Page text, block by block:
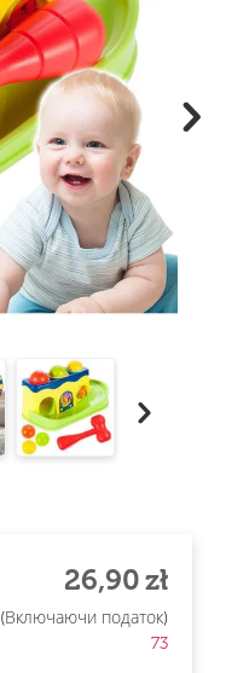
26,90zł
(Включаючи податок)
73